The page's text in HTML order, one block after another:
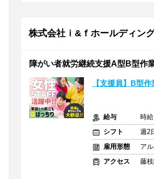
株式会社ｉ&ｆホールディン
障がい者就労継続支援A型B型作
【支援員】B型
給与
時
シフト
週2
雇用形態
ア
アクセス
藤